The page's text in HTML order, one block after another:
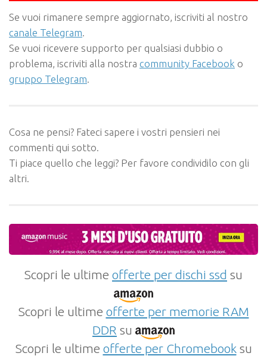
Se vuoi rimanere sempre aggiornato, iscriviti al nostro
canale Telegram.
Se vuoi ricevere supporto per qualsiasi dubbio o
problema, iscriviti alla nostra community Facebook o
gruppo Telegram.
Cosa ne pensi? Fateci sapere i vostri pensieri nei
commenti qui sotto.
Ti piace quello che leggi? Per favore condividilo con gli
altri.
Scopri le ultime offerte per dischi ssd su
Scopri le ultime offerte per memorie RAM
DDR su
Scopri le ultime offerte per Chromebooksu